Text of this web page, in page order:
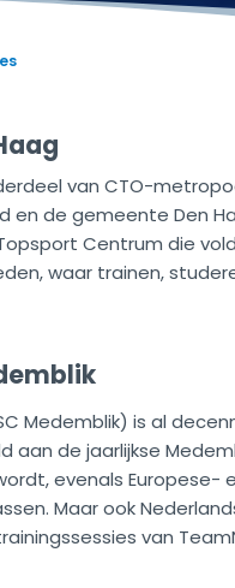
van CTO-
en de gemeente Den
Centrum die
waar trainen,
Medemblik) is al
aan de jaarlijkse
evenals Europese-
Maar ook
van